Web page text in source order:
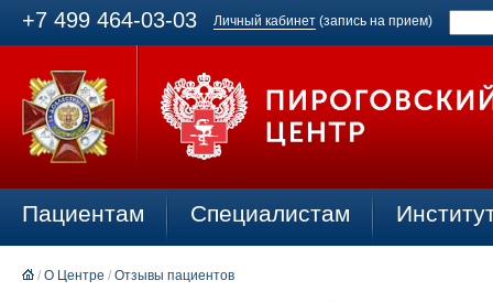
+7 499 464-03-03 Личный кабинет (запись на прием)
Пациентам Специалистам
/ О Центре / Отзывы пациентов